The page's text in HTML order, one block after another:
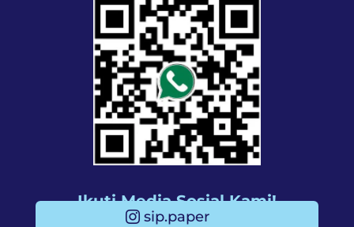
Ikuti Media Sosial Kami!
sip.paper